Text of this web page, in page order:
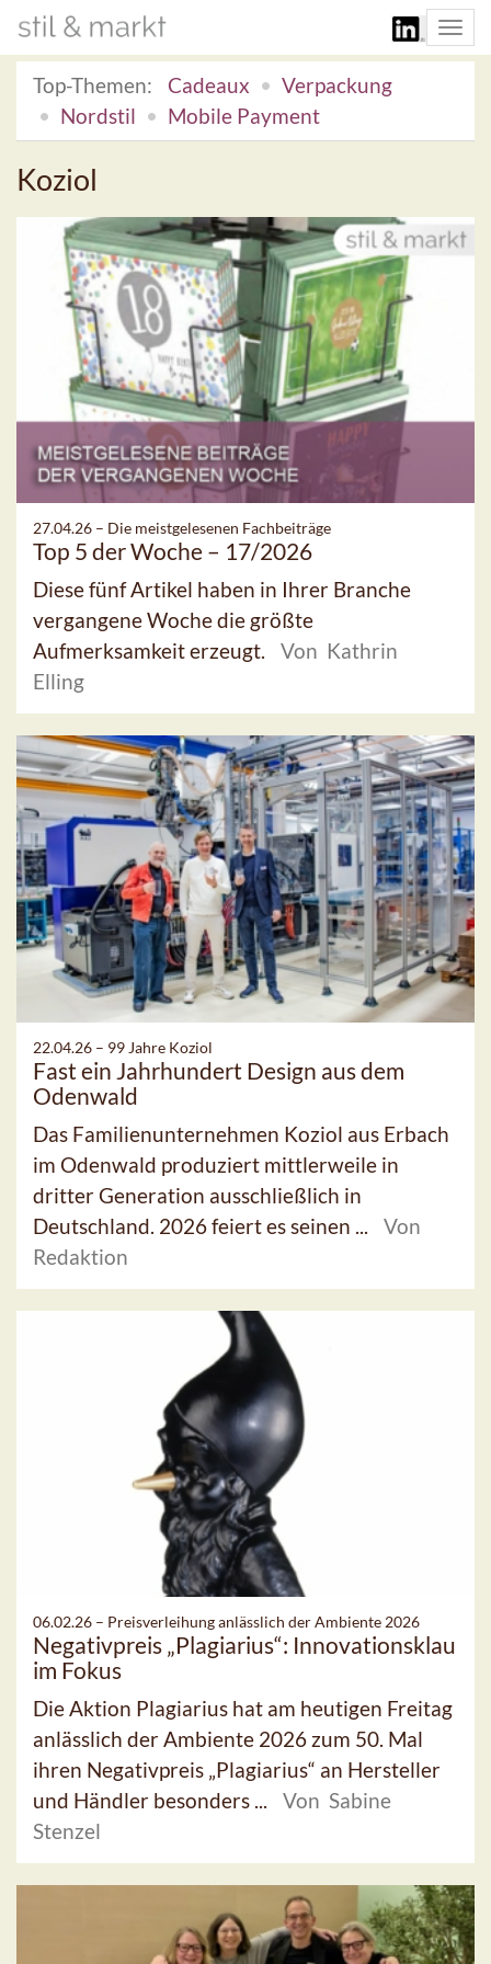
Top-Themen:
Cadeaux
Verpackung
Nordstil
Mobile Payment
Koziol
27.04.26 – Die meistgelesenen Fachbeiträge
Top 5 der Woche – 17/2026
Diese fünf Artikel haben in Ihrer Branche
vergangene Woche die größte
Aufmerksamkeit erzeugt.
Von Kathrin
Elling
22.04.26 – 99 Jahre Koziol
Fast ein Jahrhundert Design aus dem
Odenwald
Das Familienunternehmen Koziol aus Erbach
im Odenwald produziert mittlerweile in
dritter Generation ausschließlich in
Deutschland. 2026 feiert es seinen ...
Von
Redaktion
06.02.26 – Preisverleihung anlässlich der Ambiente 2026
Negativpreis „Plagiarius“: Innovationsklau
im Fokus
Die Aktion Plagiarius hat am heutigen Freitag
anlässlich der Ambiente 2026 zum 50. Mal
ihren Negativpreis „Plagiarius“ an Hersteller
und Händler besonders ...
Von Sabine
Stenzel